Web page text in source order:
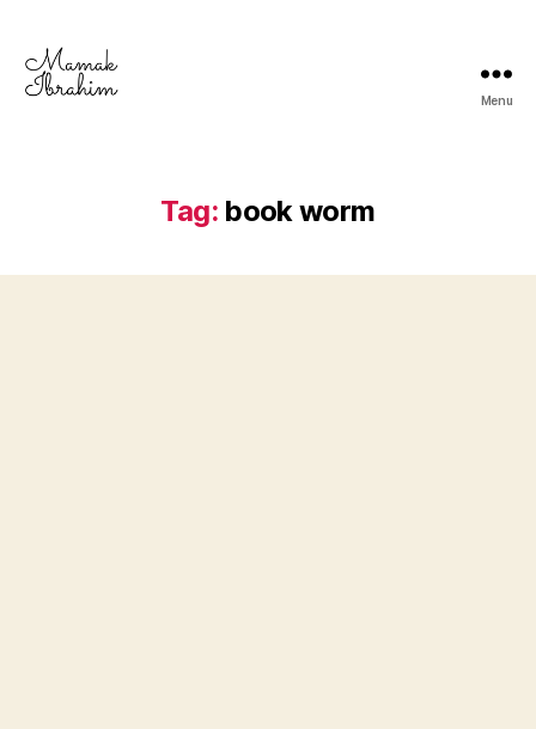
Menu
Tag: book worm